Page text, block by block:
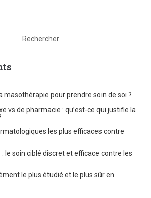
Rechercher
masothérapie pour prendre soin de soi ?
vs de pharmacie : qu’est-ce qui justifie la
les plus efficaces contre
: le soin ciblé discret et efficace contre les
le plus étudié et le plus sûr en